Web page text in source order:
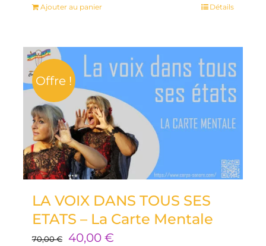
Ajouter au panier Détails
Offre !
LA VOIX DANS TOUS SES
ETATS – La Carte Mentale
70,00€
Le
40,00 €Le